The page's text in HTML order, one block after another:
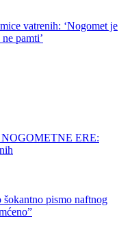
vatrenih: ‘Nogomet je
pamti’
ERE:
šokantno pismo naftnog